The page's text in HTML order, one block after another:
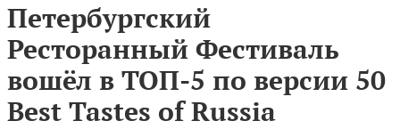
Петербургский
Ресторанный Фестиваль
вошёл в ТОП-5 по версии 50
Best Tastes of Russia